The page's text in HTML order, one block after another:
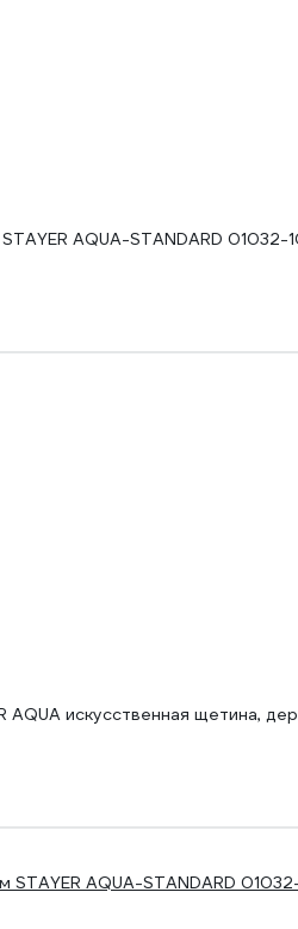
AQUA-STANDARD 01032-
AQUA искусственная щетина,